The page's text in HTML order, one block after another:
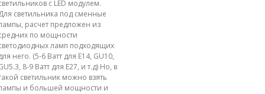
с LED модулем.
светильника под сменные
расчет предложен из
по мощности
ламп подходящих
него. (5-6 Ватт для E14, GU10,
8-9 Ватт для E27, и т.д) Но, в
светильник можно взять
и большей мощности и